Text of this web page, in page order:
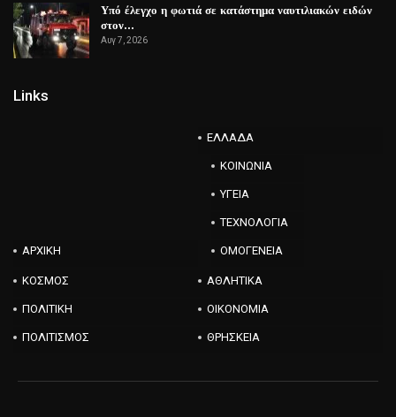
Υπό έλεγχο η φωτιά σε κατάστημα ναυτιλιακών ειδών
στον…
Αυγ 7, 2026
Links
ΑΡΧΙΚΗ
ΕΛΛΑΔΑ
ΚΟΙΝΩΝΙΑ
ΥΓΕΙΑ
ΤΕΧΝΟΛΟΓΙΑ
ΟΜΟΓΕΝΕΙΑ
ΚΟΣΜΟΣ ΑΘΛΗΤΙΚΑ
ΠΟΛΙΤΙΚΗ ΟΙΚΟΝΟΜΙΑ
ΠΟΛΙΤΙΣΜΟΣ ΘΡΗΣΚΕΙΑ